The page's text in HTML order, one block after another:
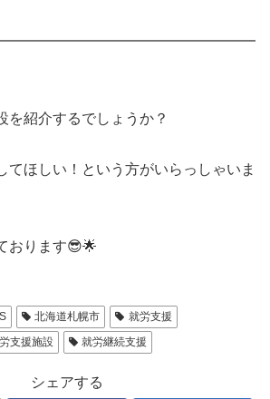
を紹介するでしょうか？
てほしい！という方がいらっしゃいま
おります😎🌟
北海道札幌市
就労支援
支援施設 就労継続支援
シェアする